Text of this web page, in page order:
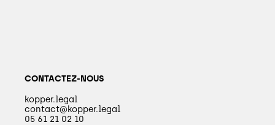
CONTACTEZ-NOUS
kopper.legal
contact@kopper.legal
05 61 21 02 10